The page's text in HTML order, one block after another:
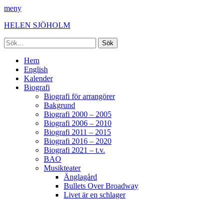
meny
HELEN SJÖHOLM
Sök
efter:
[label]
Primär
meny
Hoppa
innehåll
Hem
English
Kalender
Biografi
Biografi för arrangörer
Bakgrund
Biografi 2000 – 2005
Biografi 2006 – 2010
Biografi 2011 – 2015
Biografi 2016 – 2020
Biografi 2021 – t.v.
BAO
Musikteater
Änglagård
Bullets Over Broadway
Livet är en schlager